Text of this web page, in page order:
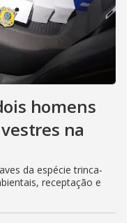
homens
na
da espécie trinca-
receptação e